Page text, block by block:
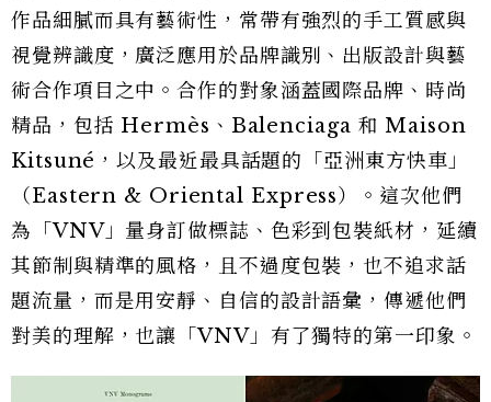
作品細膩而具有藝術性，常帶有強烈的手工質感與
視覺辨識度，廣泛應用於品牌識別、出版設計與藝
術合作項目之中。合作的對象涵蓋國際品牌、時尚
精品，包括 Hermès、Balenciaga 和 Maison
Kitsuné，以及最近最具話題的「亞洲東方快車」
（Eastern & Oriental Express）。這次他們
為「VNV」量身訂做標誌、色彩到包裝紙材，延續
其節制與精準的風格，且不過度包裝，也不追求話
題流量，而是用安靜、自信的設計語彙，傳遞他們
對美的理解，也讓「VNV」有了獨特的第一印象。